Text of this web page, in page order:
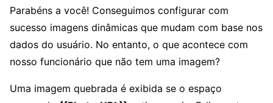
Parabéns a você! Conseguimos configurar com
sucesso imagens dinâmicas que mudam com base nos
dados do usuário. No entanto, o que acontece com
nosso funcionário que não tem uma imagem?
Uma imagem quebrada é exibida se o espaço